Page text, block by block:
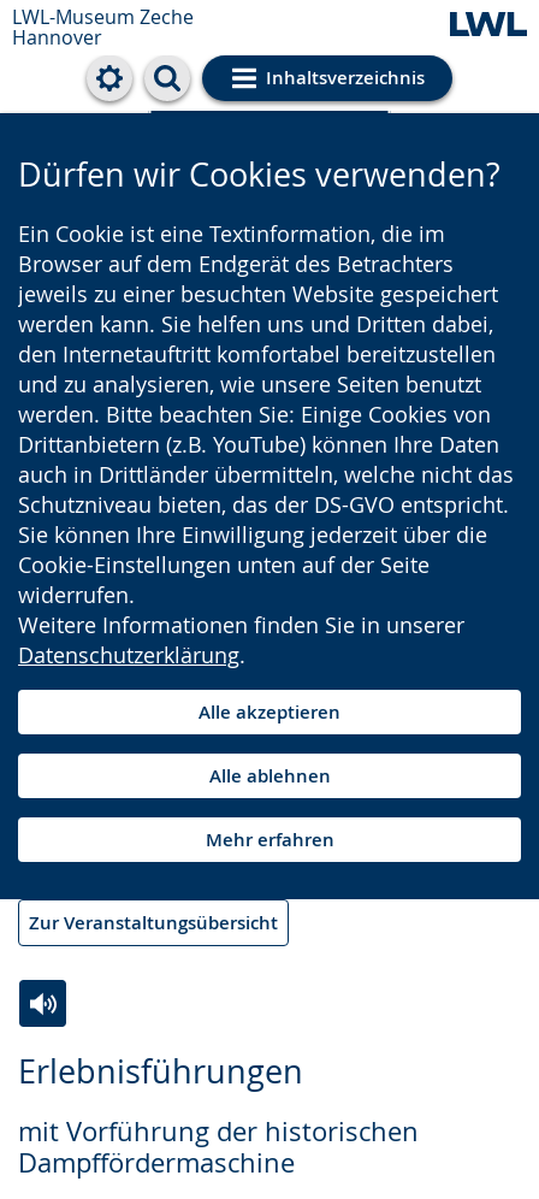
LWL-Museum Zeche
Hannover
Inhaltsverzeichnis
Cookie-Einstellungen
Dürfen wir Cookies verwenden?
Ein Cookie ist eine Textinformation, die im
Browser auf dem Endgerät des Betrachters
jeweils zu einer besuchten Website gespeichert
werden kann. Sie helfen uns und Dritten dabei,
den Internetauftritt komfortabel bereitzustellen
und zu analysieren, wie unsere Seiten benutzt
werden. Bitte beachten Sie: Einige Cookies von
Drittanbietern (z.B. YouTube) können Ihre Daten
auch in Drittländer übermitteln, welche nicht das
Schutzniveau bieten, das der DS-GVO entspricht.
Sie können Ihre Einwilligung jederzeit über die
Cookie-Einstellungen unten auf der Seite
widerrufen.
Weitere Informationen finden Sie in unserer
Datenschutzerklärung.
Alle akzeptieren
Alle ablehnen
Mehr erfahren
Zur Veranstaltungsübersicht
Erlebnisführungen
mit Vorführung der historischen
Dampffördermaschine
Leichten
wechseln.
Audio-
Video
Deutscher
Gebärdensprache